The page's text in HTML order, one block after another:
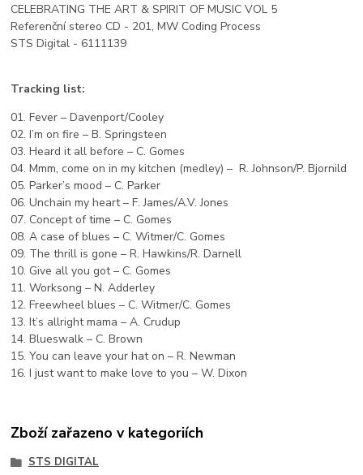
CELEBRATING THE ART & SPIRIT OF MUSIC VOL 5
Referenční stereo CD - 201, MW Coding Process
STS Digital - 6111139
Tracking list:
01. Fever – Davenport/Cooley
02. I’m on fire – B. Springsteen
03. Heard it all before – C. Gomes
04. Mmm, come on in my kitchen (medley) – R. Johnson/P. Bjornild
05. Parker’s mood – C. Parker
06. Unchain my heart – F. James/A.V. Jones
07. Concept of time – C. Gomes
08. A case of blues – C. Witmer/C. Gomes
09. The thrill is gone – R. Hawkins/R. Darnell
10. Give all you got – C. Gomes
11. Worksong – N. Adderley
12. Freewheel blues – C. Witmer/C. Gomes
13. It’s allright mama – A. Crudup
14. Blueswalk – C. Brown
15. You can leave your hat on – R. Newman
16. I just want to make love to you – W. Dixon
Zboží zařazeno v kategoriích
STS DIGITAL